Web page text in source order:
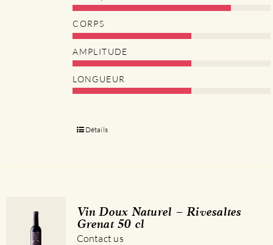
CORPS
AMPLITUDE
LONGUEUR
Détails
Vin Doux Naturel – Rivesaltes
Grenat 50 cl
Contact us